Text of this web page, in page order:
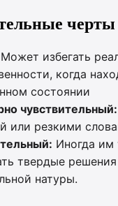
черты
Может избегать
когда
состоянии
чувствительный:
или резкими
Иногда им
твердые
натуры.